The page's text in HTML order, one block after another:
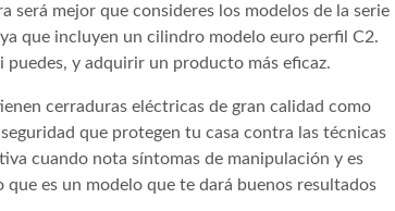
mejor que consideres los modelos de la serie
que incluyen un cilindro modelo euro perfil C2.
puedes, y adquirir un producto más eficaz.
cerraduras eléctricas de gran calidad como
que protegen tu casa contra las técnicas
cuando nota síntomas de manipulación y es
es un modelo que te dará buenos resultados